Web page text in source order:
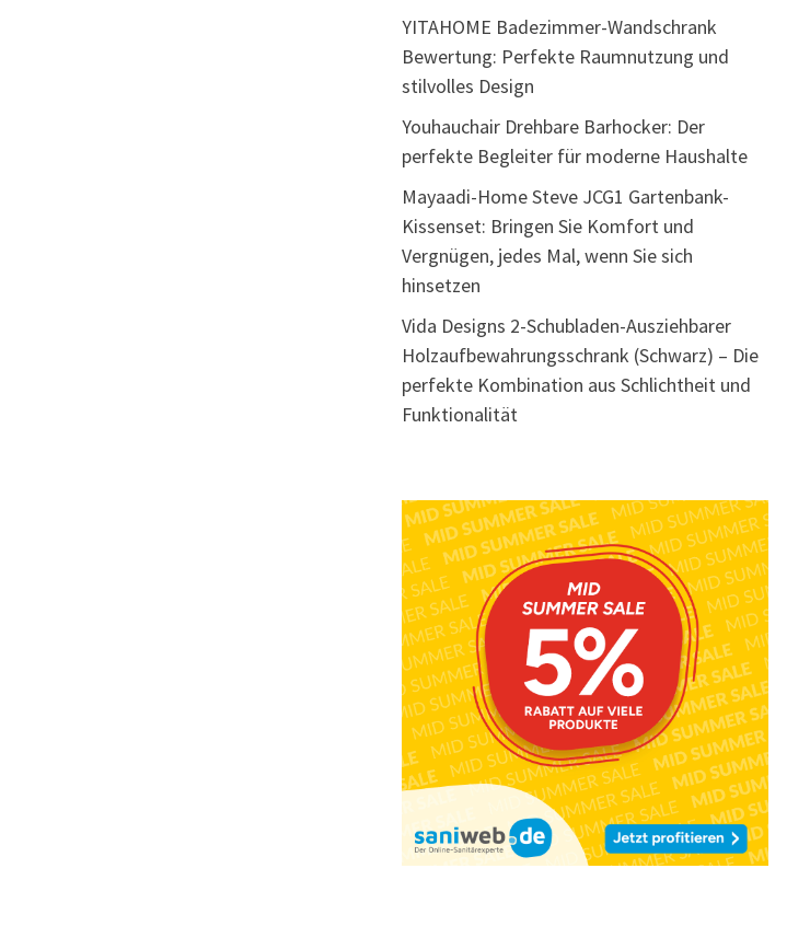
YITAHOME Badezimmer-Wandschrank
Bewertung: Perfekte Raumnutzung und
stilvolles Design
Youhauchair Drehbare Barhocker: Der
perfekte Begleiter für moderne Haushalte
Mayaadi-Home Steve JCG1 Gartenbank-
Kissenset: Bringen Sie Komfort und
Vergnügen, jedes Mal, wenn Sie sich
hinsetzen
Vida Designs 2-Schubladen-Ausziehbarer
Holzaufbewahrungsschrank (Schwarz) – Die
perfekte Kombination aus Schlichtheit und
Funktionalität